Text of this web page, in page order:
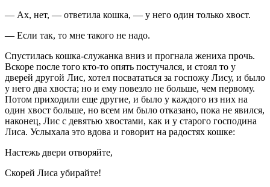
— Ах, нет, — ответила кошка, — у него один только хвост.
— Если так, то мне такого не надо.
Спустилась кошка-служанка вниз и прогнала жениха прочь.
Вскоре после того кто-то опять постучался, и стоял то у
дверей другой Лис, хотел посвататься за госпожу Лису, и было
у него два хвоста; но и ему повезло не больше, чем первому.
Потом приходили еще другие, и было у каждого из них на
один хвост больше, но всем им было отказано, пока не явился,
наконец, Лис с девятью хвостами, как и у старого господина
Лиса. Услыхала это вдова и говорит на радостях кошке:
Настежь двери отворяйте,
Скорей Лиса убирайте!